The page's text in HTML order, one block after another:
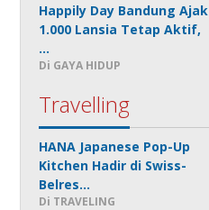
Happily Day Bandung Ajak
1.000 Lansia Tetap Aktif,
…
Di GAYA HIDUP
Travelling
HANA Japanese Pop-Up
Kitchen Hadir di Swiss-
Belres…
Di TRAVELING